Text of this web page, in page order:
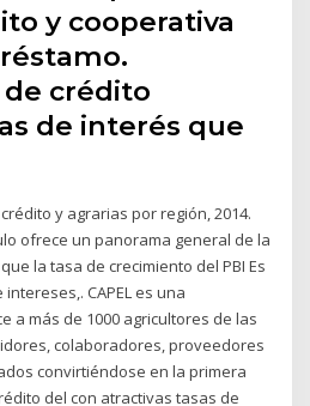
y cooperativa
crédito
de interés que
y agrarias por región, 2014.
ofrece un panorama general de la
la tasa de crecimiento del PBI Es
CAPEL es una
a más de 1000 agricultores de las
colaboradores, proveedores
convirtiéndose en la primera
del con atractivas tasas de